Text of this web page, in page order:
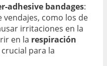
adhesive bandages:
vendajes, como los de
irritaciones en la
en la respiración
para la